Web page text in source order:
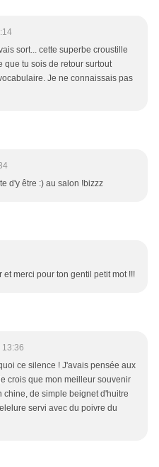
sort... cette superbe croustille
que tu sois de retour surtout
Je ne connaissais pas
d'y être :) au salon !bizzz
et merci pour ton gentil petit mot !!!
13:36
ce silence ! J'avais pensée aux
crois que mon meilleur souvenir
chine, de simple beignet d'huitre
servi avec du poivre du